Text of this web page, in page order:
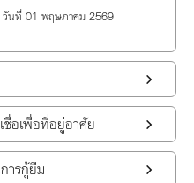
นที่ 01 พฤษภาคม 2569
ชื่อเพื่อที่อยู่อาศัย
ารกู้ยืม